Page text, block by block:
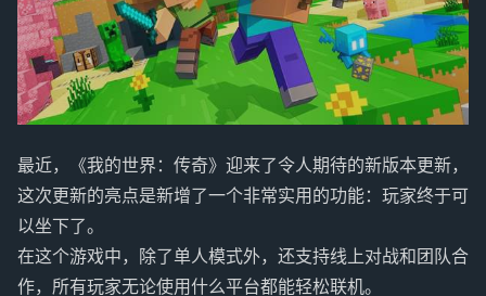
最近，《我的世界：传奇》迎来了令人期待的新版本更新，
这次更新的亮点是新增了一个非常实用的功能：玩家终于可
以坐下了。
在这个游戏中，除了单人模式外，还支持线上对战和团队合
作，所有玩家无论使用什么平台都能轻松联机。